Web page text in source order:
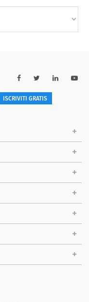
ISCRIVITI GRATIS